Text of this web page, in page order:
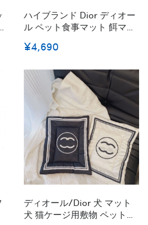
ハイブランド Dior ディオー
ル ペット食事マット 餌マッ
め 防水 防汚 丸めて収納 フ
ト
¥4,690
ディオール/dior 犬 マット
犬 猫ケージ用敷物 ペットク